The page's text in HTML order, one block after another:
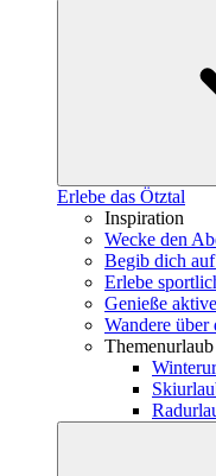
Erlebe das Ötztal
Inspiration
Wecke den
Begib dich
Erlebe
Genieße
Wandere über
Themenurlaub